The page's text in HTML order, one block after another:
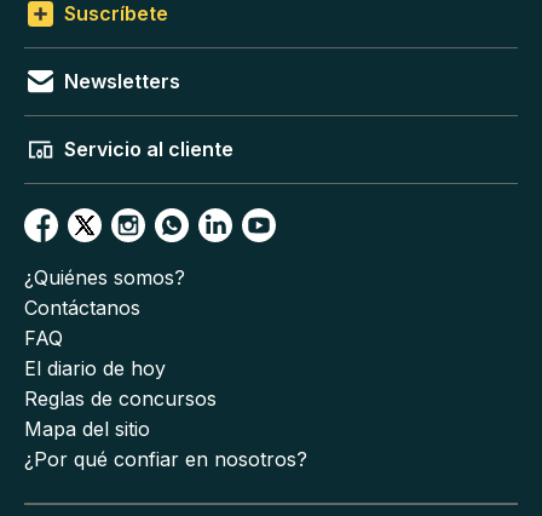
Suscríbete
Newsletters
Servicio al cliente
¿Quiénes somos?
Contáctanos
FAQ
El diario de hoy
Reglas de concursos
Mapa del sitio
¿Por qué confiar en nosotros?